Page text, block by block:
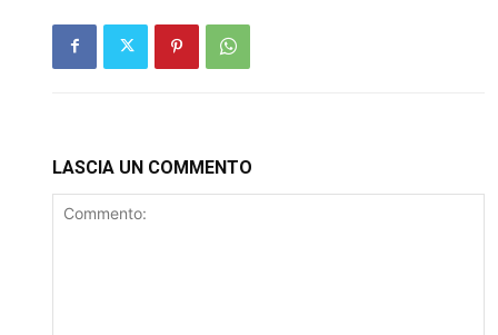
LASCIA UN COMMENTO